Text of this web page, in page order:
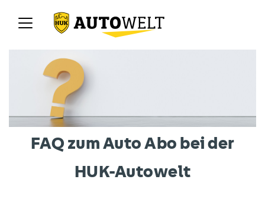
FAQ zum Auto Abo bei der
HUK-Autowelt